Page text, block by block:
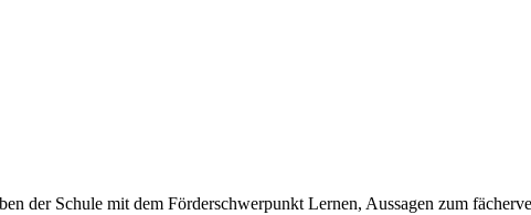
der Schule mit dem Förderschwerpunkt Lernen, Aussagen zum